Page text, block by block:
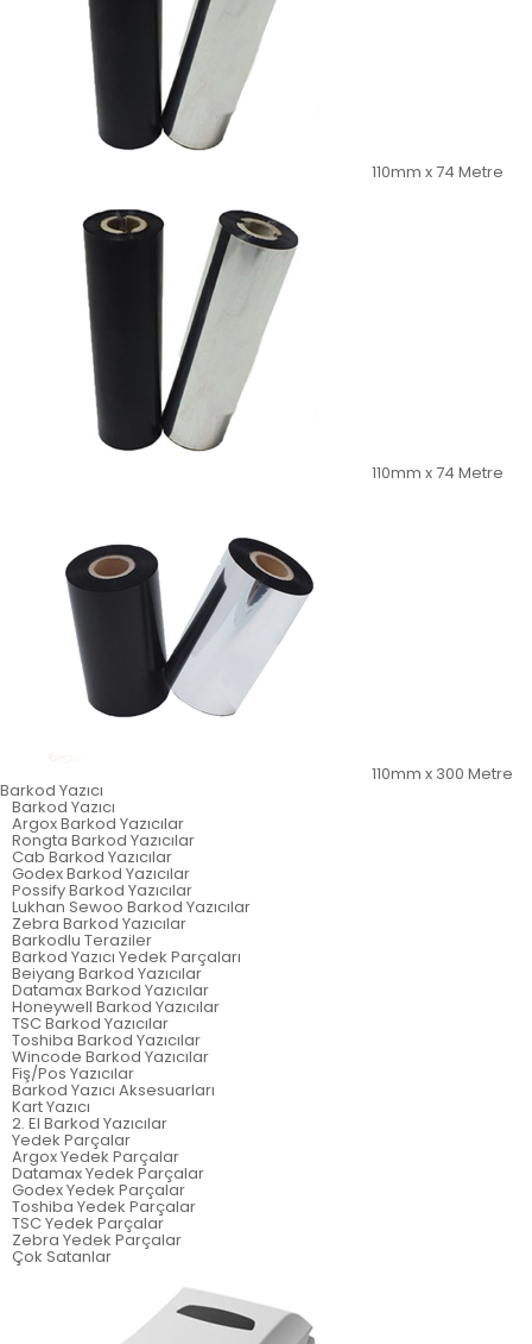
110mm x 74 Metre
110mm x 74 Metre
110mm x 300 Metre
Barkod Yazıcı
Barkod Yazıcı
Argox Barkod Yazıcılar
Rongta Barkod Yazıcılar
Cab Barkod Yazıcılar
Godex Barkod Yazıcılar
Possify Barkod Yazıcılar
Lukhan Sewoo Barkod Yazıcılar
Zebra Barkod Yazıcılar
Barkodlu Teraziler
Barkod Yazıcı Yedek Parçaları
Beiyang Barkod Yazıcılar
Datamax Barkod Yazıcılar
Honeywell Barkod Yazıcılar
TSC Barkod Yazıcılar
Toshiba Barkod Yazıcılar
Wincode Barkod Yazıcılar
Fiş/Pos Yazıcılar
Barkod Yazıcı Aksesuarları
Kart Yazıcı
2. El Barkod Yazıcılar
Yedek Parçalar
Argox Yedek Parçalar
Datamax Yedek Parçalar
Godex Yedek Parçalar
Toshiba Yedek Parçalar
TSC Yedek Parçalar
Zebra Yedek Parçalar
Çok Satanlar